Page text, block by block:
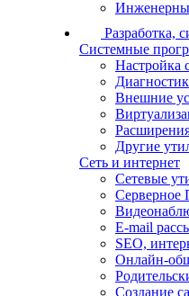
Разработка,
Системные
Настройка
Внешние
Другие
Сеть и интернет
Сетевые
Серверное
E-mail
SEO,
Онлайн-
Создание